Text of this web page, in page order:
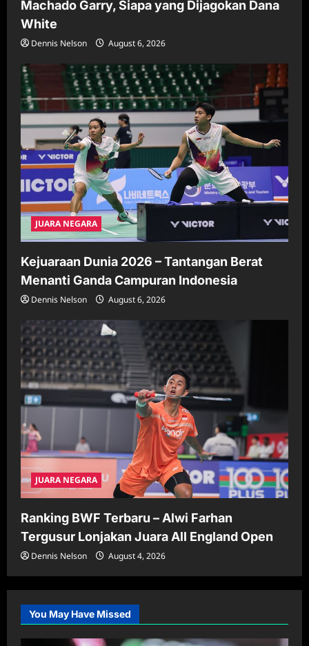
Machado Garry, Siapa yang Dijagokan Dana
White
Dennis Nelson August 6, 2026
JUARA NEGARA
Kejuaraan Dunia 2026 – Tantangan Berat
Menanti Ganda Campuran Indonesia
Dennis Nelson August 6, 2026
JUARA NEGARA
Ranking BWF Terbaru – Alwi Farhan
Tergusur Lonjakan Juara All England Open
Dennis Nelson August 4, 2026
You May Have Missed